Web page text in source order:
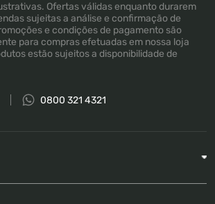
Ofertas válidas enquanto durarem
sujeitas a análise e confirmação de
e condições de pagamento são
para compras efetuadas em nossa loja
estão sujeitos a disponibilidade de
0800 321 4321